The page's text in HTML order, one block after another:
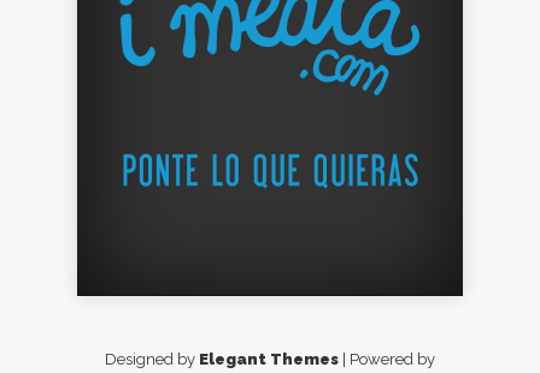
Designed by Elegant Themes | Powered by